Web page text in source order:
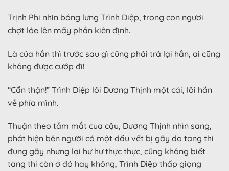
Trịnh Phi nhìn bóng lưng Trình Diệp, trong con ngươi
chợt lóe lên mấy phần kiên định.
Là của hắn thì trước sau gì cũng phải trả lại hắn, ai cũng
không được cướp đi!
“Cẩn thận!” Trình Diệp lôi Dương Thịnh một cái, lôi hắn
về phía mình.
Thuận theo tầm mắt của cậu, Dương Thịnh nhìn sang,
phát hiện bên người có một dấu vết bị gãy do tang thi
đụng gãy nhưng lại hư hư thực thực, cũng không biết
tang thi còn ở đó hay không, Trình Diệp thấp giọng